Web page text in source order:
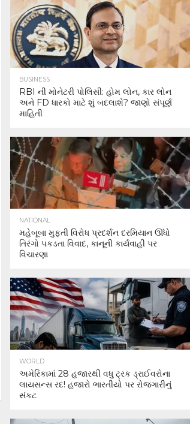
BUSINESS
RBI ની મોનેટરી પોલિસી: હોમ લોન, કાર લોન
અને FD ધારકો માટે શું બદલાશે? જાણો સંપૂર્ણ
માહિતી
NATIONAL
મહેબૂબા મુફ્તી વિરોધ પ્રદર્શન દરમિયાન ઊંધો
તિરંગો પકડતા વિવાદ, કાનૂની કાર્યવાહી પર
વિચારણા
WORLD
અમેરિકામાં 28 હજારથી વધુ ટ્રક ડ્રાઈવરોના
લાયસન્સ રદ! હજારો ભારતીયો પર રોજગારીનું
સંકટ